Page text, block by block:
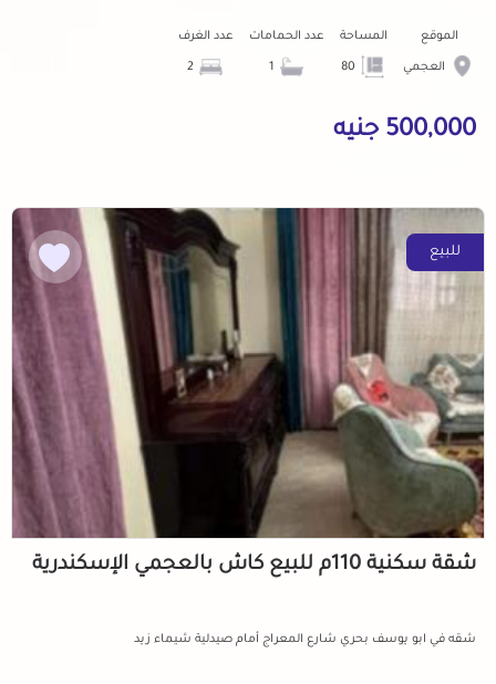
الموقع
العجمي
المساحة عدد الحمامات عدد الغرف
500,000 جنيه
للبيع
شقة سكنية 110م للبيع كاش بالعجمي الإسكندرية
شقه في ابو يوسف بحري شارع المعراج أمام صيدلية شيماء زيد